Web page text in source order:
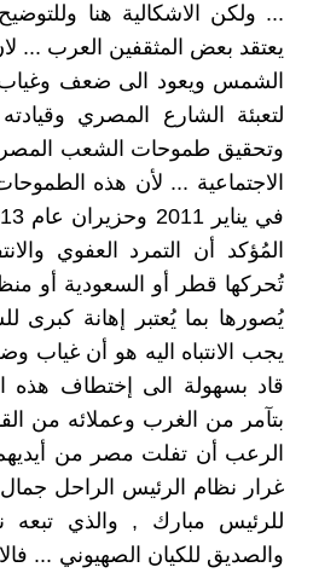
... ولكن الاشكالية هنا
يعتقد بعض المثقفين العرب
الشمس ويعود الى ضعف وغياب
لتعبئة الشارع المصري
وتحقيق طموحات الشعب المصري
الاجتماعية ... لأن هذه
المُؤكد أن التمرد العفوي
تُحركها قطر أو السعودية أو
يُصورها بما يُعتبر إهانة
يجب الانتباه اليه هو أن غياب
قاد بسهولة الى إختطاف هذه
بتآمر من الغرب وعملائه من
الرعب أن تفلت مصر من
غرار نظام الرئيس الراحل جمال
للرئيس مبارك , والذي تبعه